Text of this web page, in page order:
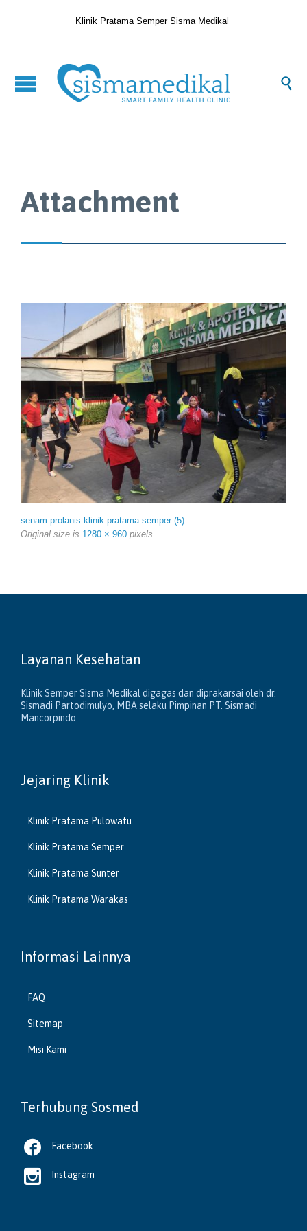
Klinik Pratama Semper Sisma Medikal

Attachment
senam prolanis klinik pratama semper (5)
Original size is 1280 × 960 pixels
Layanan Kesehatan
Klinik Semper Sisma Medikal digagas dan diprakarsai oleh dr.
Sismadi Partodimulyo, MBA selaku Pimpinan PT. Sismadi
Mancorpindo.
Jejaring Klinik
Klinik Pratama Pulowatu
Klinik Pratama Semper
Klinik Pratama Sunter
Klinik Pratama Warakas
Informasi Lainnya
FAQ
Sitemap
Misi Kami
Terhubung Sosmed
 Facebook
 Instagram